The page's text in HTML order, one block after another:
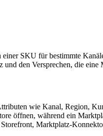
SKU für bestimmte
und den Versprechen, die
wie Kanal, Region,
öffnen, während ein
Marktplatz-